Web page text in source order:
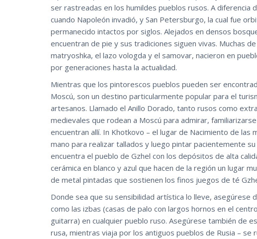
ser rastreadas en los humildes pueblos rusos. A diferencia
cuando Napoleón invadió, y San Petersburgo, la cual fue
permanecido intactos por siglos. Alejados en densos
encuentran de pie y sus tradiciones siguen vivas. Muchas
matryoshka, el lazo vologda y el samovar, nacieron en
por generaciones hasta la actualidad.
Mientras que los pintorescos pueblos pueden ser
Moscú, son un destino particularmente popular para el
artesanos. Llamado el Anillo Dorado, tanto rusos como
medievales que rodean a Moscú para admirar,
encuentran allí. In Khotkovo – el lugar de Nacimiento de
mano para realizar tallados y luego pintar pacientemente
encuentra el pueblo de Gzhel con los depósitos de alta
cerámica en blanco y azul que hacen de la región un lugar
de metal pintadas que sostienen los finos juegos de té
Donde sea que su sensibilidad artística lo lleve, asegúrese
como las izbas (casas de palo con largos hornos en el
guitarra) en cualquier pueblo ruso. Asegúrese también de
rusa, mientras viaja por los antiguos pueblos de Rusia –